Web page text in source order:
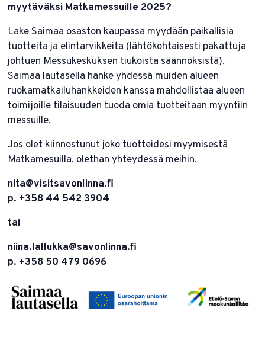
myytäväksi Matkamessuille 2025?
Lake Saimaa osaston kaupassa myydään paikallisia
tuotteita ja elintarvikkeita (lähtökohtaisesti pakattuja
johtuen Messukeskuksen tiukoista säännöksistä).
Saimaa lautasella hanke yhdessä muiden alueen
ruokamatkailuhankkeiden kanssa mahdollistaa alueen
toimijoille tilaisuuden tuoda omia tuotteitaan myyntiin
messuille.
Jos olet kiinnostunut joko tuotteidesi myymisestä
Matkamesuilla, olethan yhteydessä meihin.
nita@visitsavonlinna.fi
p. +358 44 542 3904
tai
niina.lallukka@savonlinna.fi
p. +358 50 479 0696